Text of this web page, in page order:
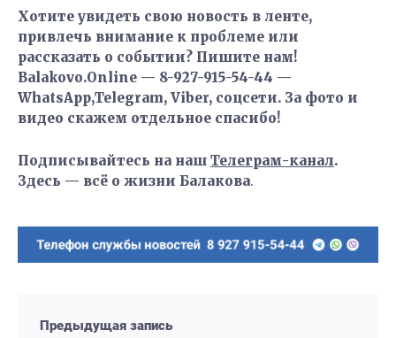
Хотите увидеть свою новость в ленте,
привлечь внимание к проблеме или
рассказать о событии? Пишите нам!
Balakovo.Online — 8-927-915-54-44 —
WhatsApp,Telegram, Viber, соцсети. За фото и
видео скажем отдельное спасибо!
Подписывайтесь на наш Телеграм-канал.
Здесь — всё о жизни Балакова.
Предыдущая запись